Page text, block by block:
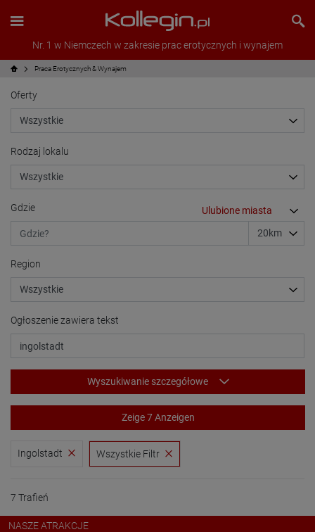
Nr. 1 w Niemczech w zakresie prac erotycznych i wynajem
Praca Erotycznych & Wynajem
Oferty
Rodzaj lokalu
Gdzie
Region
Ogłoszenie zawiera tekst
Wyszukiwanie szczegółowe
Zeige 7 Anzeigen
Ingolstadt Wszystkie Filtr
7 Trafień
NASZE ATRAKCJE